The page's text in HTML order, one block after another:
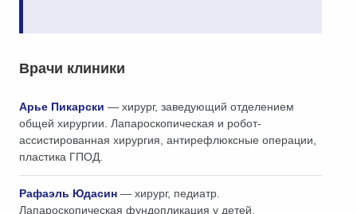
Врачи клиники
Арье Пикарски — хирург, заведующий отделением
общей хирургии. Лапароскопическая и робот-
ассистированная хирургия, антирефлюксные операции,
пластика ГПОД.
Рафаэль Юдасин — хирург, педиатр.
Лапароскопическая фундопликация у детей.